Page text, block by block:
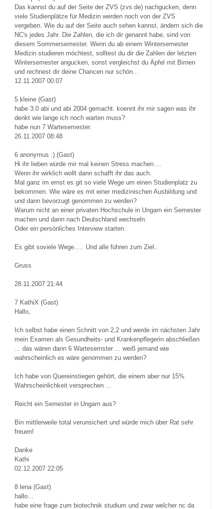
Das kannst du auf der Seite der ZVS (zvs.de) nachgucken, denn
viele Studienplätze für Medizin werden noch von der ZVS
vergeben. Wie du auf der Seite auch sehen kannst, ändern sich die
NC's jedes Jahr. Die Zahlen, die ich dir genannt habe, sind von
diesem Sommersemester. Wenn du ab einem Wintersemester
Medizin studieren möchtest, solltest du dir die Zahlen der letzten
Wintersemester angucken, sonst vergleichst du Äpfel mit Birnen
und rechnest dir deine Chancen nur schön...
12.11.2007 00:07
5 kleine (Gast)
habe 3.0 abi und abi 2004 gemacht. koennt ihr mir sagen was ihr
denkt wie lange ich noch warten muss?
habe nun 7 Wartesemester.
26.11.2007 08:48
6 anonymus :) (Gast)
Hi ihr lieben würde mir mal keinen Stress machen....
Wenn ihr wirklich wollt dann schafft ihr das auch.
Mal ganz im ernst es git so viele Wege um einen Studienplatz zu
bekommen. Wie wäre es mit einer medizinischen Ausbildung und
und dann bevorzugt genommen zu werden?
Warum nicht an einer privaten Hochschule in Ungarn ein Semester
machen und dann nach Deutschland wechseln.
Oder ein persönliches Interview starten.
Es gibt soviele Wege..... Und alle führen zum Ziel..
Gruss
28.11.2007 21:44
7 KathiX (Gast)
Hallo,
Ich selbst habe einen Schnitt von 2,2 und werde im nächsten Jahr
mein Examen als Gesundheits- und Krankenpflegerin abschließen
... das wären dann 6 Wartesemster ... weiß jemand wie
wahrscheinlich es wäre genommen zu werden?
Ich habe von Quereinstiegen gehört, die einem aber nur 15%
Wahrscheinlichkeit versprechen ...
Reicht ein Semester in Ungarn aus?
Bin mittlerweile total verunsichert und würde mich über Rat sehr
freuen!
Danke
Kathi
02.12.2007 22:05
8 lena (Gast)
hallo...
habe eine frage zum biotechnik studium und zwar welcher nc da